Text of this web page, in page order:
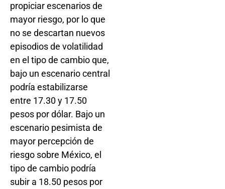
propiciar escenarios de
mayor riesgo, por lo que
no se descartan nuevos
episodios de volatilidad
en el tipo de cambio que,
bajo un escenario central
podría estabilizarse
entre 17.30 y 17.50
pesos por dólar. Bajo un
escenario pesimista de
mayor percepción de
riesgo sobre México, el
tipo de cambio podría
subir a 18.50 pesos por